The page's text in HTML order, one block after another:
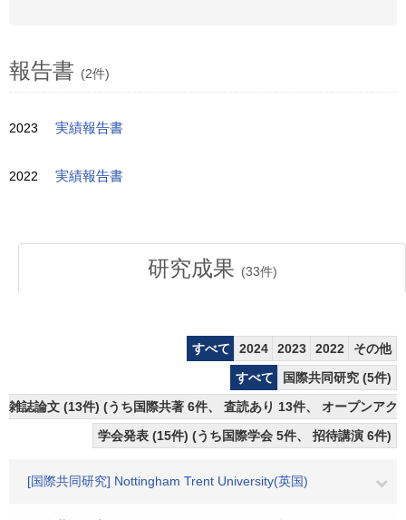
報告書 (2件)
2023 実績報告書
2022 実績報告書
研究成果 (33件)
すべて 2024 2023 2022
その他
すべて
国際共同研究 (5件)
雑誌論文 (13件) (うち国際共著 6件、 査読あり 13件、 オープンアク
学会発表 (15件) (うち国際学会 5件、 招待講演 6件)
[国際共同研究] Nottingham Trent University(英国)